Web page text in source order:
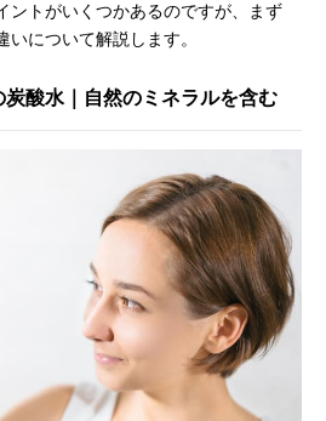
ントがいくつかあるのですが、まず
について解説します。
酸水｜自然のミネラルを含む